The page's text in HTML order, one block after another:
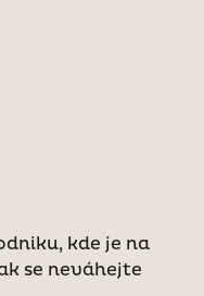
kde je na
se neváhejte